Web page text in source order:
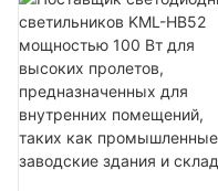
светильников
KML-HB30
мощностью 150
Вт для внутренних
помещений, таких
как спортзалы и